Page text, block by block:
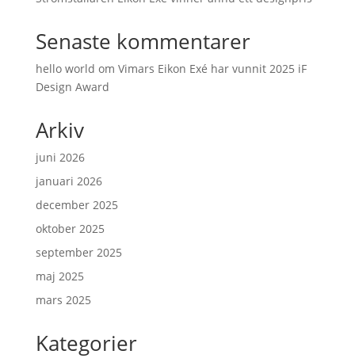
Senaste kommentarer
hello world om Vimars Eikon Exé har vunnit 2025 iF
Design Award
Arkiv
juni 2026
januari 2026
december 2025
oktober 2025
september 2025
maj 2025
mars 2025
Kategorier